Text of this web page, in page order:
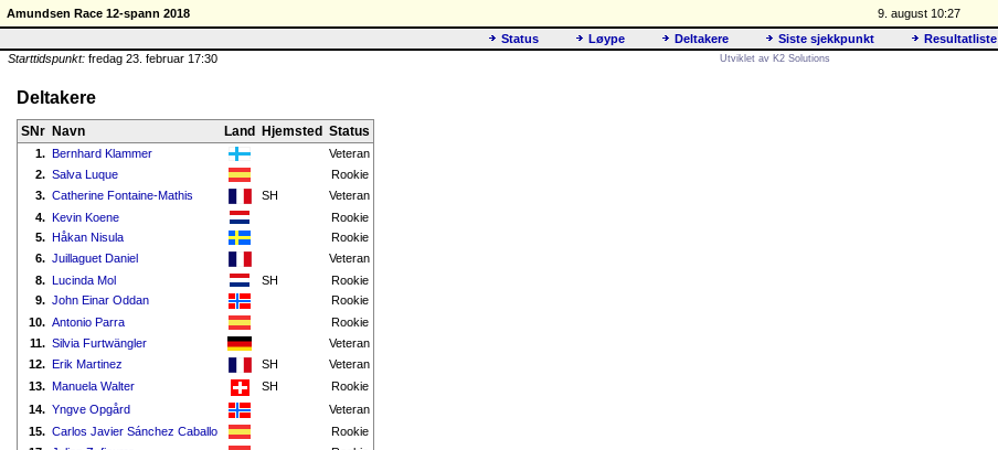
Amundsen Race 12-spann 2018 9. august 10:27
Status
Løype Deltakere Siste sjekkpunkt
Resultatliste
Starttidspunkt: fredag 23. februar 17:30 Utviklet av K2 Solutions
Deltakere
SNr Navn Land Hjemsted Status
1. Bernhard Klammer
Veteran
2. Salva Luque
Rookie
3. Catherine Fontaine-Mathis SH
Veteran
4. Kevin Koene
Rookie
5. Håkan Nisula
Rookie
6. Juillaguet Daniel
Veteran
8. Lucinda Mol SH
Rookie
9. John Einar Oddan
Rookie
10. Antonio Parra
Rookie
11. Silvia Furtwängler
Veteran
12. Erik Martinez SH
Veteran
13. Manuela Walter SH
Rookie
14. Yngve Opgård
Veteran
15. Carlos Javier Sánchez Caballo
Rookie